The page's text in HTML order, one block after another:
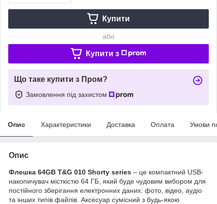
Купити
або
Купити з
Що таке купити з Пром?
Замовлення під захистом
Опис Характеристики Доставка Оплата Умови
Опис
Флешка 64GB T&G 010 Shorty series – це компактний USB-
накопичувач місткістю 64 ГБ, який буде чудовим вибором для
постійного зберігання електронних даних: фото, відео, аудіо
та інших типів файлів. Аксесуар сумісний з будь-якою